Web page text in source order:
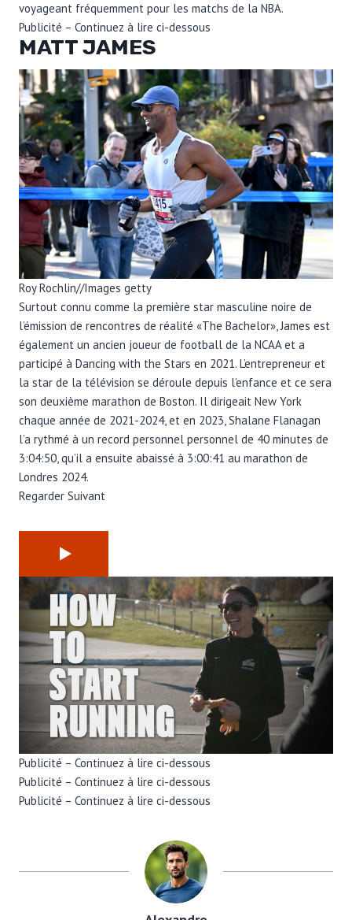
voyageant fréquemment pour les matchs de la NBA.
Publicité – Continuez à lire ci-dessous
MATT JAMES
Roy Rochlin//Images getty
Surtout connu comme la première star masculine noire de
l’émission de rencontres de réalité «The Bachelor», James est
également un ancien joueur de football de la NCAA et a
participé à Dancing with the Stars en 2021. L’entrepreneur et
la star de la télévision se déroule depuis l’enfance et ce sera
son deuxième marathon de Boston. Il dirigeait New York
chaque année de 2021-2024, et en 2023, Shalane Flanagan
l’a rythmé à un record personnel personnel de 40 minutes de
3:04:50, qu’il a ensuite abaissé à 3:00:41 au marathon de
Londres 2024.
Regarder Suivant
Publicité – Continuez à lire ci-dessous
Publicité – Continuez à lire ci-dessous
Publicité – Continuez à lire ci-dessous